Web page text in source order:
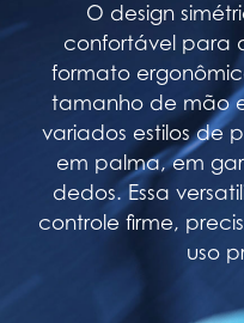
O design
confortável para
formato
tamanho de mão
variados estilos de
em palma, em
dedos. Essa
controle firme,
uso